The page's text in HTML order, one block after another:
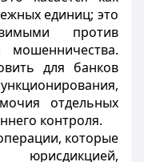
единиц; это
против
мошенничества.
для банков
отдельных
контроля.
которые